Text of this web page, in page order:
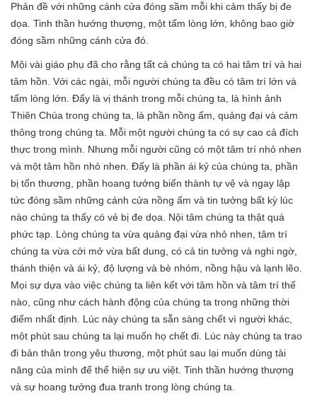
Phản đề với những cánh cửa đóng sầm mỗi khi cảm thấy bị đe
dọa. Tinh thần hướng thượng, một tấm lòng lớn, không bao giờ
đóng sầm những cánh cửa đó.
Mội vài giáo phụ đã cho rằng tất cả chúng ta có hai tâm trí và hai
tâm hồn. Với các ngài, mỗi người chúng ta đều có tâm trí lớn và
tấm lòng lớn. Đấy là vị thánh trong mỗi chúng ta, là hình ảnh
Thiên Chúa trong chúng ta, là phần nồng ấm, quảng đại và cảm
thông trong chúng ta. Mỗi một người chúng ta có sự cao cả đích
thực trong mình. Nhưng mỗi người cũng có một tâm trí nhỏ nhen
và một tâm hồn nhỏ nhen. Đấy là phần ái kỷ của chúng ta, phần
bị tổn thương, phần hoang tưởng biến thành tự vệ và ngay lập
tức đóng sầm những cánh cửa nồng ấm và tin tưởng bất kỳ lúc
nào chúng ta thấy có vẻ bị đe dọa. Nội tâm chúng ta thật quá
phức tạp. Lòng chúng ta vừa quảng đại vừa nhỏ nhen, tâm trí
chúng ta vừa cởi mở vừa bất dung, có cả tin tưởng và nghi ngờ,
thánh thiện và ái kỷ, độ lượng và bè nhóm, nồng hậu và lạnh lẽo.
Mọi sự dựa vào việc chúng ta liên kết với tâm hồn và tâm trí thế
nào, cũng như cách hành động của chúng ta trong những thời
điểm nhất định. Lúc này chúng ta sẵn sàng chết vì người khác,
một phút sau chúng ta lại muốn họ chết đi. Lúc này chúng ta trao
đi bản thân trong yêu thương, một phút sau lại muốn dùng tài
năng của mình để thể hiện sự ưu việt. Tinh thần hướng thượng
và sự hoang tưởng đua tranh trong lòng chúng ta.